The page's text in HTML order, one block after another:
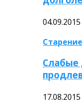
04.09.2015
Старение
Слабые
17.08.2015